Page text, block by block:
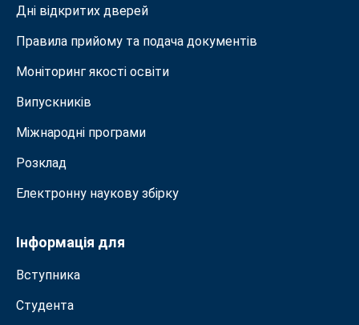
Дні відкритих дверей
Правила прийому та подача документiв
Моніторинг якості освіти
Випускників
Міжнародні програми
Розклад
Електронну наукову збірку
Інформація для
Вступника
Студента